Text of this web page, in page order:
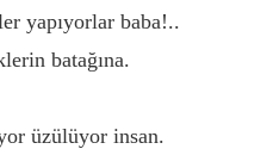
yapıyorlar baba!..
batağına.
üzülüyor insan.